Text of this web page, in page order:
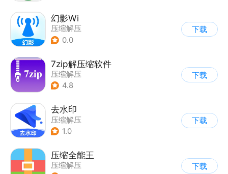
幻影Wi
压缩解压
0.0
下载
7zip解压缩软件
压缩解压
4.8
下载
去水印
压缩解压
1.0
下载
压缩全能王
压缩解压
下载